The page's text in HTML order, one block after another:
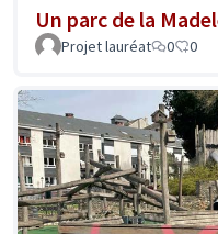
Un parc de la
Projet lauréat 0 0